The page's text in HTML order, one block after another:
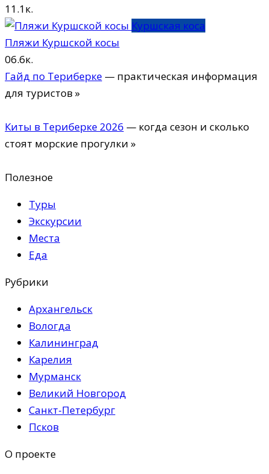
11.1к.
Куршская коса
Пляжи Куршской косы
06.6к.
Гайд по Териберке — практическая информация
для туристов »
Киты в Териберке 2026 — когда сезон и сколько
стоят морские прогулки »
Полезное
Туры
Экскурсии
Места
Еда
Рубрики
Архангельск
Вологда
Калининград
Карелия
Мурманск
Великий Новгород
Санкт-Петербург
Псков
О проекте